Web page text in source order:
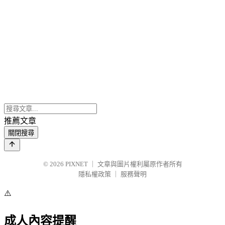
推薦文章
關閉搜尋
© 2026 PIXNET
文章與圖片權利屬原作者所有
隱私權政策
服務聲明
⚠️
成人內容提醒